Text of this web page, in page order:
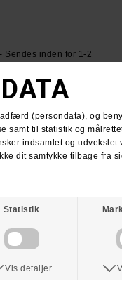
Sendes inden for 1-2
din pakke.
til en anden vare.